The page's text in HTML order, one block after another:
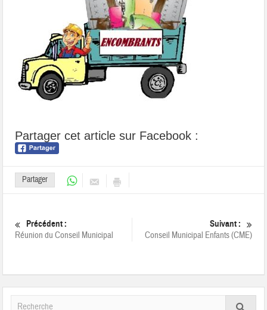
Partager cet article sur Facebook :
Partager
Précédent :
Réunion du Conseil Municipal
Suivant :
Conseil Municipal Enfants (CME)